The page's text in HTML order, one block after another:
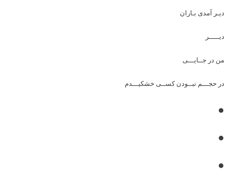
دیـر آمدی بـاران
دیـــــر
من در جــایـــی
در حجـــم نبــودن کســی خشکیـــدم
•
•
•